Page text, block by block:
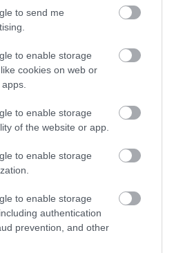
to send me
to enable storage
cookies on web or
to enable storage
of the website or app.
to enable storage
to enable storage
authentication
prevention, and other
hétvégi
a bejáratnál, amely
arra, hogy az
már az első lépéseknél